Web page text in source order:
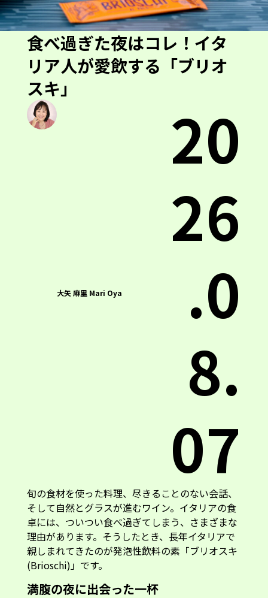
食べ過ぎた夜はコレ！イタ
リア人が愛飲する「ブリオ
スキ」
大矢 麻里 Mari Oya
20
26
.0
8.
07
旬の食材を使った料理、尽きることのない会話、
そして自然とグラスが進むワイン。イタリアの食
卓には、ついつい食べ過ぎてしまう、さまざまな
理由があります。そうしたとき、長年イタリアで
親しまれてきたのが発泡性飲料の素「ブリオスキ
(Brioschi)」です。
満腹の夜に出会った一杯